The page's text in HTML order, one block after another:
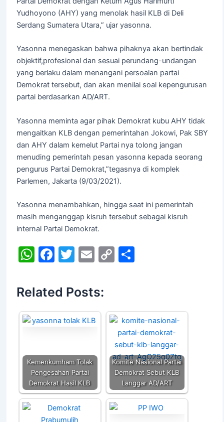
Yudhoyono (AHY) yang menolak hasil KLB di Deli
Serdang Sumatera Utara,” ujar yasonna.
Yasonna menegaskan bahwa pihaknya akan bertindak
objektif,profesional dan sesuai perundang-undangan
yang berlaku dalam menangani persoalan partai
Demokrat tersebut, dan akan menilai soal kepengurusan
partai berdasarkan AD/ART.
Yasonna meminta agar pihak Demokrat kubu AHY tidak
mengaitkan KLB dengan pemerintahan Jokowi, Pak SBY
dan AHY dalam kemelut Partai nya tolong jangan
menuding pemerintah pesan yasonna kepada seorang
pengurus Partai Demokrat,”tegasnya di komplek
Parlemen, Jakarta (9/03/2021).
Yasonna menambahkan, hingga saat ini pemerintah
masih menganggap kisruh tersebut sebagai kisruh
internal Partai Demokrat.
W
at
s
A
p
F
c
e
b
o
k
T
itt
er
E
ai
l
C
Li
n
k
S
Related Posts:
Kemenkumham Tolak
Pengesahan Partai
Demokrat Hasil KLB
Komite Nasional Partai
Demokrat Sebut KLB
Langgar AD/ART